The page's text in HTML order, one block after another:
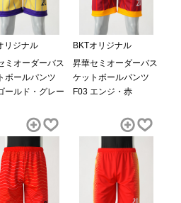
リジナル
ミオーダーバス
ボールパンツ
ールド・グレー
BKTオリジナル
昇華セミオーダーバス
ケットボールパンツ
F03 エンジ・赤